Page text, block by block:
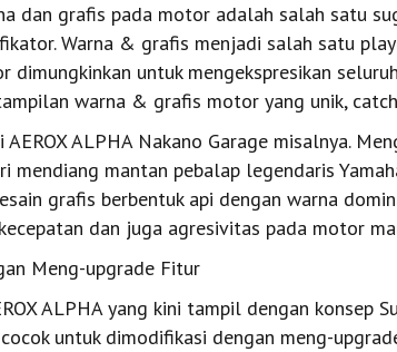
dan grafis pada motor adalah salah satu
Warna & grafis menjadi salah satu
dimungkinkan untuk mengekspresikan
warna & grafis motor yang unik,
AEROX ALPHA Nakano Garage misalnya.
mendiang mantan pebalap legendaris
grafis berbentuk api dengan warna
dan juga agresivitas pada motor
Meng-upgrade Fitur
ALPHA yang kini tampil dengan konsep
untuk dimodifikasi dengan meng-